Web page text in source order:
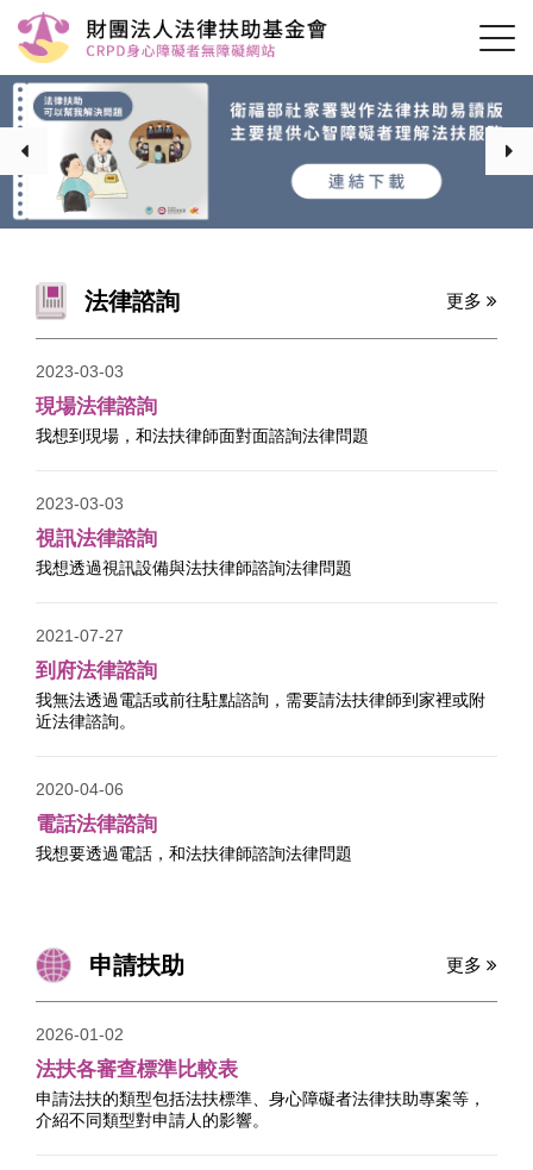
法律諮詢 更多
2023-03-03
現場法律諮詢
我想到現場，和法扶律師面對面諮詢法律問題
2023-03-03
視訊法律諮詢
我想透過視訊設備與法扶律師諮詢法律問題
2021-07-27
到府法律諮詢
我無法透過電話或前往駐點諮詢，需要請法扶律師到家裡或附
近法律諮詢。
2020-04-06
電話法律諮詢
我想要透過電話，和法扶律師諮詢法律問題
申請扶助 更多
2026-01-02
法扶各審查標準比較表
申請法扶的類型包括法扶標準、身心障礙者法律扶助專案等，
介紹不同類型對申請人的影響。